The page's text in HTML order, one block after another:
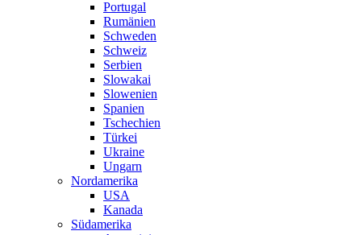
Portugal
Rumänien
Schweden
Schweiz
Serbien
Slowakai
Slowenien
Spanien
Tschechien
Türkei
Ukraine
Ungarn
Nordamerika
USA
Kanada
Südamerika